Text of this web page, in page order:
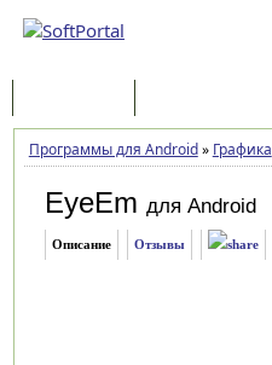
Программы для Android» Графика
EyeEm для Android
Описание Отзывы